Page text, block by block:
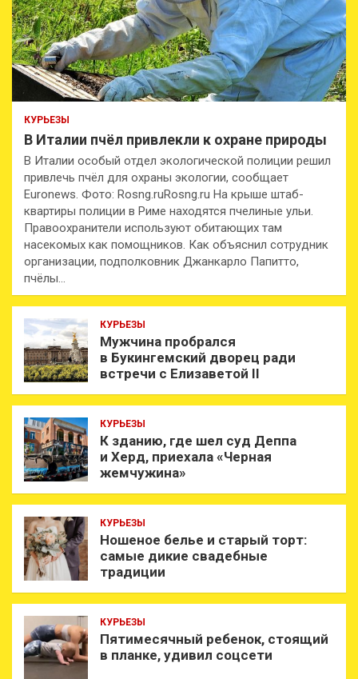
КУРЬЕЗЫ
В Италии пчёл привлекли к охране природы
В Италии особый отдел экологической полиции решил
привлечь пчёл для охраны экологии, сообщает
Euronews. Фото: Rosng.ruRosng.ru На крыше штаб-
квартиры полиции в Риме находятся пчелиные ульи.
Правоохранители используют обитающих там
насекомых как помощников. Как объяснил сотрудник
организации, подполковник Джанкарло Папитто,
пчёлы…
КУРЬЕЗЫ
Мужчина пробрался
в Букингемский дворец ради
встречи с Елизаветой II
КУРЬЕЗЫ
К зданию, где шел суд Деппа
и Херд, приехала «Черная
жемчужина»
КУРЬЕЗЫ
Ношеное белье и старый торт:
самые дикие свадебные
традиции
КУРЬЕЗЫ
Пятимесячный ребенок, стоящий
в планке, удивил соцсети